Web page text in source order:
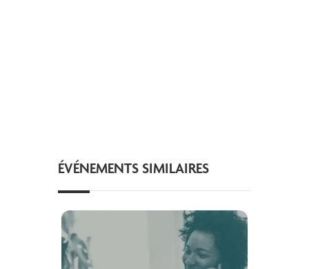
ÉVÉNEMENTS SIMILAIRES